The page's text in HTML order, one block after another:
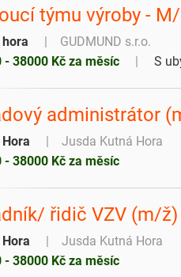
týmu výroby -
GUDMUND s.r.o.
- 38000 Kč za měsíc
S
administrátor
Jusda Kutná Hora
- 38000 Kč za měsíc
řidič VZV (m/
Jusda Kutná Hora
- 38000 Kč za měsíc